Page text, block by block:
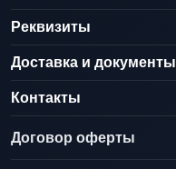
Реквизиты
Доставка и документы
Контакты
Договор оферты